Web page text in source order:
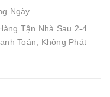
Ngày
Tận Nhà Sau 2-4
Toán, Không Phát